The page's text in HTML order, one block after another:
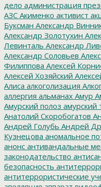
дело администрация
АЗС Акименко активист
Буксман Александр
Александр Золотухин
Левинталь Александр
Александр Соловьев
Филиппова Алексей
Алексей Хозяйский
Алиса алкоголизация
аллергия альманах Амур
Амурский полоз амурский
Анатолий Скоробогатов
Андрей Голубь Андрей
Кузнецова аномальное
анонс антивандальные
законодательство
безопасность
антитеррористические